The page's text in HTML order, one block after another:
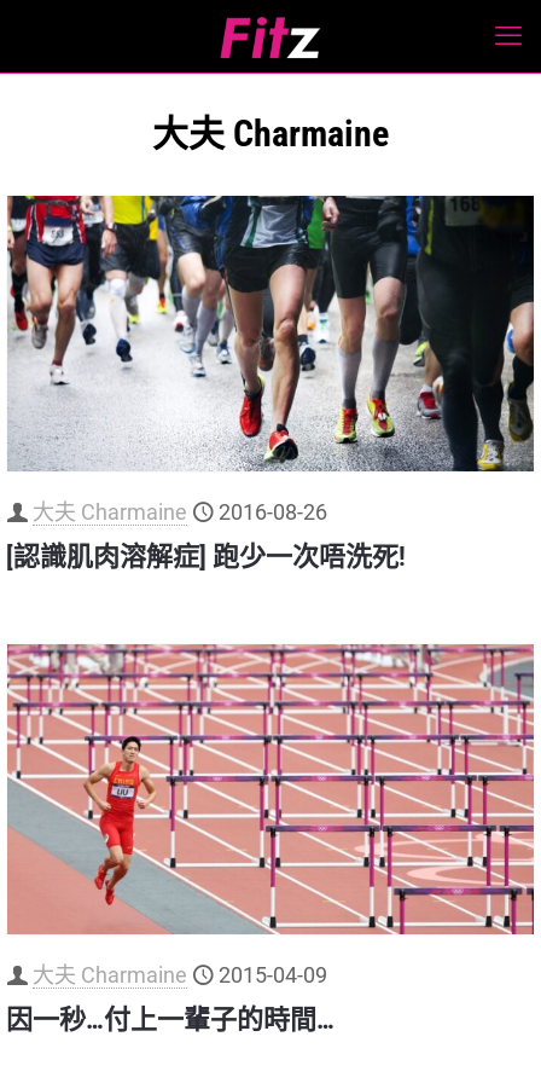
大夫 Charmaine
大夫 Charmaine 2016-08-26
[認識肌肉溶解症] 跑少一次唔洗死!
大夫 Charmaine 2015-04-09
因一秒…付上一輩子的時間…